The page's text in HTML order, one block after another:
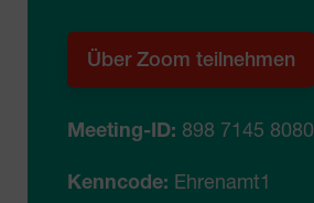
Über Zoom teilnehmen
Meeting-ID: 898 7145 8080
Kenncode: Ehrenamt1